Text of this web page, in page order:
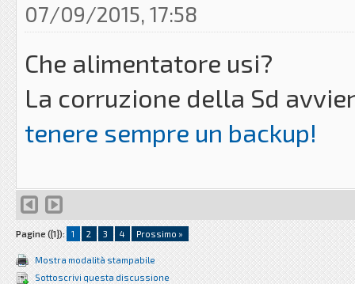
07/09/2015, 17:58
Che alimentatore usi?
La corruzione della Sd
tenere sempre un backup!
Pagine ({1}): 1 2 3 4 Prossimo »
Mostra modalità stampabile
Sottoscrivi questa discussione